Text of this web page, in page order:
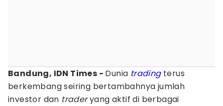
Bandung, IDN Times - Dunia trading terus
berkembang seiring bertambahnya jumlah
investor dan traderyang aktif di berbagai